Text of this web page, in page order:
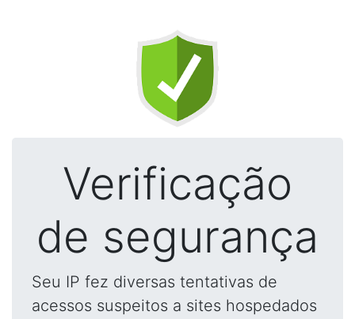
Verificação
de segurança
Seu IP fez diversas tentativas de
acessos suspeitos a sites hospedados